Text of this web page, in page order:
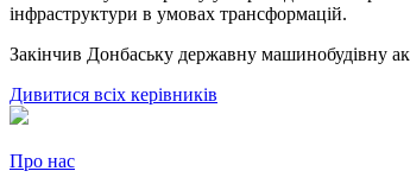
інфраструктури в умовах трансформацій.
Закінчив Донбаську державну машинобудівну
Дивитися всіх керівників
Про нас